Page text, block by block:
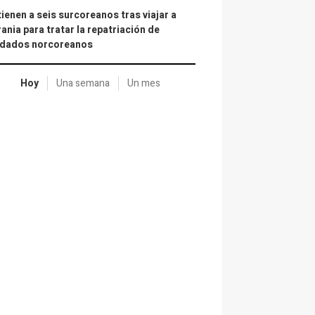
a seis surcoreanos tras viajar a
para tratar la repatriación de
norcoreanos
Hoy Una semana Un mes